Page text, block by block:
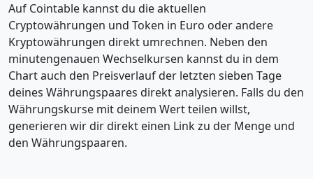
Auf Cointable kannst du die aktuellen
Cryptowährungen und Token in Euro oder andere
Kryptowährungen direkt umrechnen. Neben den
minutengenauen Wechselkursen kannst du in dem
Chart auch den Preisverlauf der letzten sieben Tage
deines Währungspaares direkt analysieren. Falls du den
Währungskurse mit deinem Wert teilen willst,
generieren wir dir direkt einen Link zu der Menge und
den Währungspaaren.